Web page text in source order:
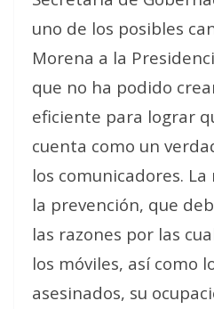
uno de los posibles
Morena a la
que no ha podido
eficiente para lograr
cuenta como un
los comunicadores.
la prevención, que
las razones por las
los móviles, así como
asesinados, su